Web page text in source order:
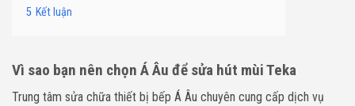
5 Kết luận
Vì sao bạn nên chọn Á Âu để sửa hút mùi Teka
Trung tâm sửa chữa thiết bị bếp Á Âu chuyên cung cấp dịch vụ